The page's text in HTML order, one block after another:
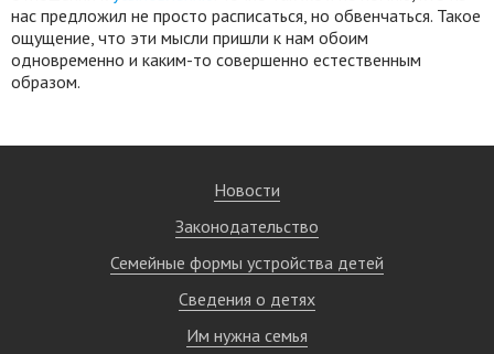
нас предложил не просто расписаться, но обвенчаться. Такое
ощущение, что эти мысли пришли к нам обоим
одновременно и каким-то совершенно естественным
образом.
Новости
Законодательство
Семейные формы устройства детей
Сведения о детях
Им нужна семья